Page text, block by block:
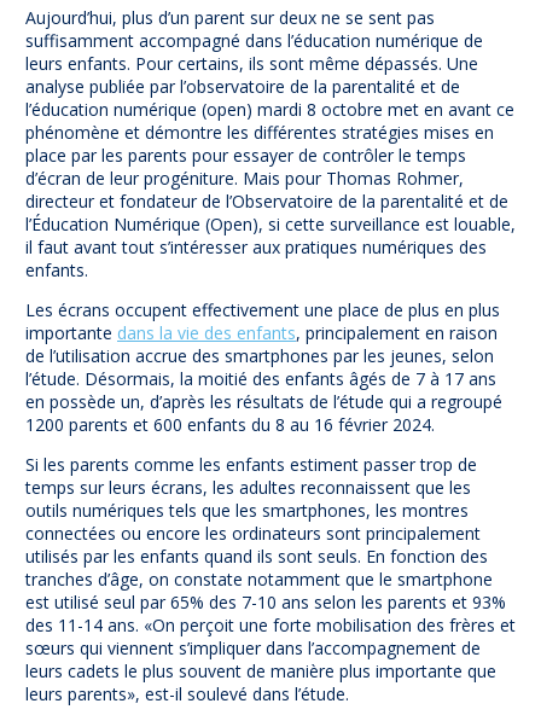
Aujourd’hui, plus d’un parent sur deux ne se sent pas
suffisamment accompagné dans l’éducation numérique de
leurs enfants. Pour certains, ils sont même dépassés. Une
analyse publiée par l’observatoire de la parentalité et de
l’éducation numérique (open) mardi 8 octobre met en avant ce
phénomène et démontre les différentes stratégies mises en
place par les parents pour essayer de contrôler le temps
d’écran de leur progéniture. Mais pour Thomas Rohmer,
directeur et fondateur de l’Observatoire de la parentalité et de
l’Éducation Numérique (Open), si cette surveillance est louable,
il faut avant tout s’intéresser aux pratiques numériques des
enfants.
Les écrans occupent effectivement une place de plus en plus
importante dans la vie des enfants, principalement en raison
de l’utilisation accrue des smartphones par les jeunes, selon
l’étude. Désormais, la moitié des enfants âgés de 7 à 17 ans
en possède un, d’après les résultats de l’étude qui a regroupé
1200 parents et 600 enfants du 8 au 16 février 2024.
Si les parents comme les enfants estiment passer trop de
temps sur leurs écrans, les adultes reconnaissent que les
outils numériques tels que les smartphones, les montres
connectées ou encore les ordinateurs sont principalement
utilisés par les enfants quand ils sont seuls. En fonction des
tranches d’âge, on constate notamment que le smartphone
est utilisé seul par 65% des 7-10 ans selon les parents et 93%
des 11-14 ans. «On perçoit une forte mobilisation des frères et
sœurs qui viennent s’impliquer dans l’accompagnement de
leurs cadets le plus souvent de manière plus importante que
leurs parents», est-il soulevé dans l’étude.